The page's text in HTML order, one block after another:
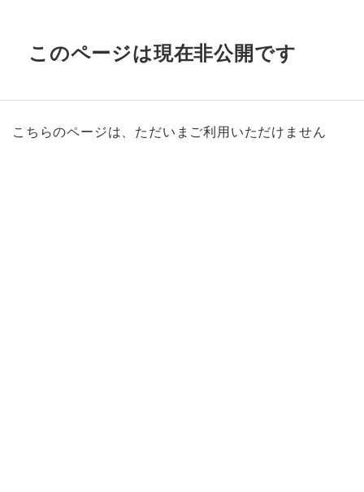
このページは現在非公開です
こちらのページは、ただいまご利用いただけません